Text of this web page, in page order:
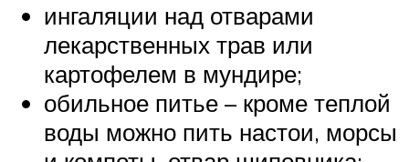
ингаляции над отварами
лекарственных трав или
картофелем в мундире;
обильное питье – кроме теплой
воды можно пить настои, морсы